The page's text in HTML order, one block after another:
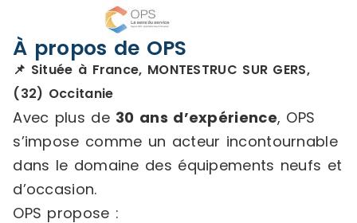
À propos de OPS
📌 Située à France, MONTESTRUC SUR GERS,
(32) Occitanie
Avec plus de 30 ans d’expérience, OPS
s’impose comme un acteur incontournable
dans le domaine des équipements neufs et
d’occasion.
OPS propose :